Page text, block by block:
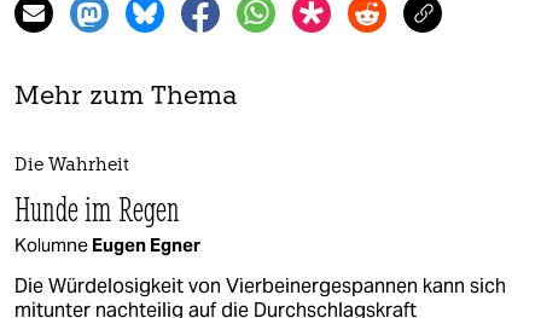
Mehr zum Thema
Die Wahrheit
Hunde im Regen
Kolumne Eugen Egner
Die Würdelosigkeit von Vierbeinergespannen kann sich
mitunter nachteilig auf die Durchschlagskraft